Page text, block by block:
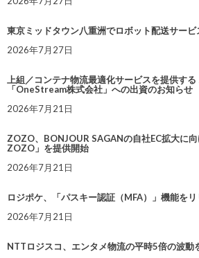
東京ミッドタウン八重洲でロボット配送サー
2026年7月27日
上組／コンテナ物流最適化サービスを提供す
「OneStream株式会社」への出資のお知らせ
2026年7月21日
ZOZO、BONJOUR SAGANの自社EC拡大に
ZOZO」を提供開始
2026年7月21日
ロジポケ、「パスキー認証（MFA）」機能をリ
2026年7月21日
NTTロジスコ、エンタメ物流の平時5倍の波